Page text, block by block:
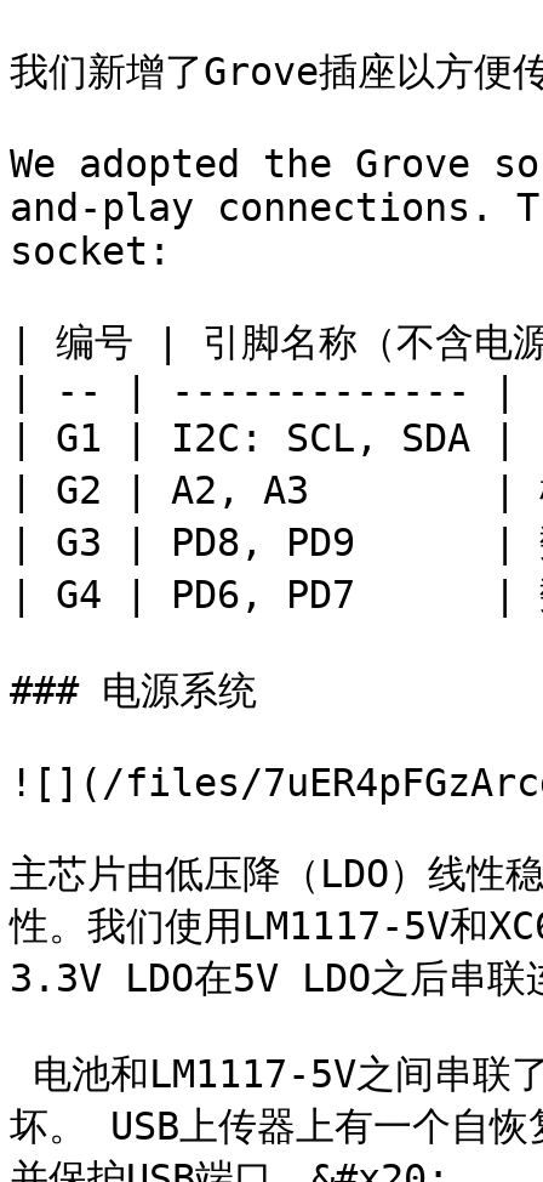
我们新增了Grove插座以方便
We adopted the Grove
and-play connections.
socket:
| 编号 | 引脚名称（不
| -- | ------------- |
| G1 | I2C: SCL, SDA |
| G2 | A2, A3        |
| G3 | PD8, PD9      |
| G4 | PD6, PD7      |
### 电源系统
![](/files/
主芯片由低压降（LDO）线性
性。我们使用LM1117-5V和
3.3V LDO在5V LDO之后串
电池和LM1117-5V之间串联
坏。 USB上传器上有一个自